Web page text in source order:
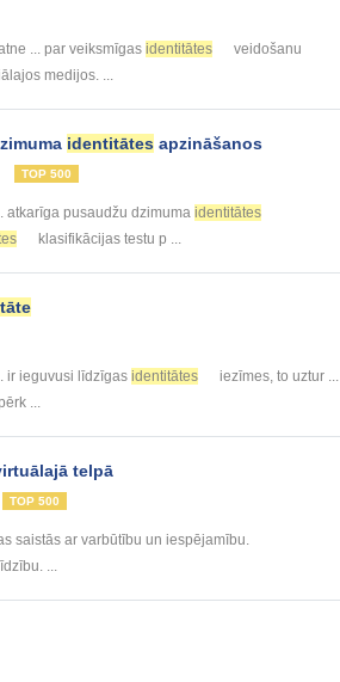
... par veiksmīgas identitātes
veidošanu
medijos. ...
identitātes apzināšanos
TOP 500
atkarīga pusaudžu dzimuma identitātes
klasifikācijas testu p ...
ir ieguvusi līdzīgas identitātes
iezīmes, to uztur ...
...
telpā
TOP 500
saistās ar varbūtību un iespējamību.
...